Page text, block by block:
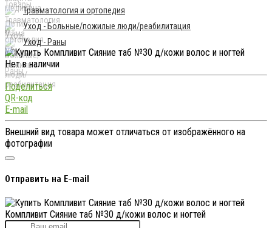
Травматология и ортопедия
Уход - Больные/пожилые люди/реабилитация
Уход - Раны
Нет в наличии
Поделиться
QR-код
E-mail
Внешний вид товара может отличаться от изображённого на
фотографии
Отправить на E-mail
Компливит Сияние таб №30 д/кожи волос и ногтей